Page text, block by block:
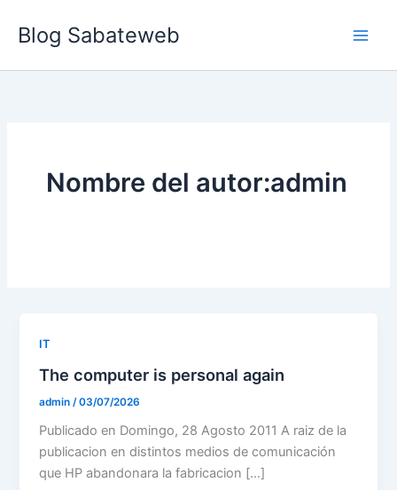
contenido
Blog Sabateweb
Nombre del autor:admin
IT
The computer is personal again
admin /03/07/2026
Publicado en Domingo, 28 Agosto 2011 A raiz de la
publicacion en distintos medios de comunicación
que HP abandonara la fabricacion […]